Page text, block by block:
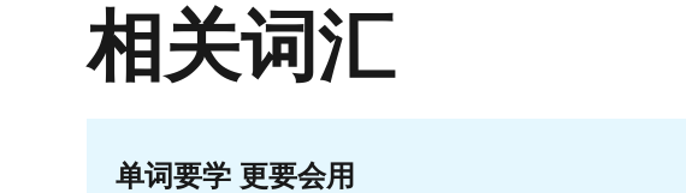
相关词汇
单词要学 更要会用